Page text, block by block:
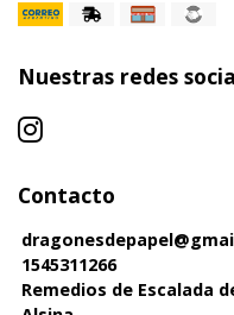
Nuestras redes
Contacto
1545311266
Remedios de Escalada